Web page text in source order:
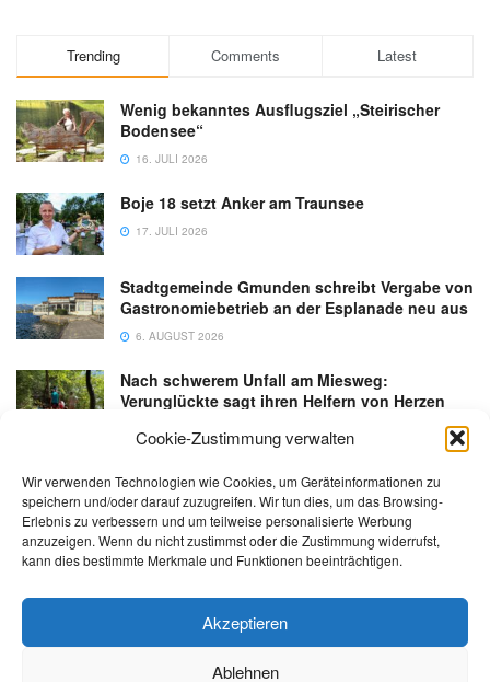
Cookie-Zustimmung verwalten
Wir verwenden Technologien wie Cookies, um Geräteinformationen zu
speichern und/oder darauf zuzugreifen. Wir tun dies, um das Browsing-
Erlebnis zu verbessern und um teilweise personalisierte Werbung
anzuzeigen. Wenn du nicht zustimmst oder die Zustimmung widerrufst,
kann dies bestimmte Merkmale und Funktionen beeinträchtigen.
Akzeptieren
Ablehnen
Trending Comments Latest
Wenig bekanntes Ausflugsziel „Steirischer
Bodensee“
16. JULI 2026
Boje 18 setzt Anker am Traunsee
17. JULI 2026
Stadtgemeinde Gmunden schreibt Vergabe von
Gastronomiebetrieb an der Esplanade neu aus
6. AUGUST 2026
Nach schwerem Unfall am Miesweg:
Verunglückte sagt ihren Helfern von Herzen